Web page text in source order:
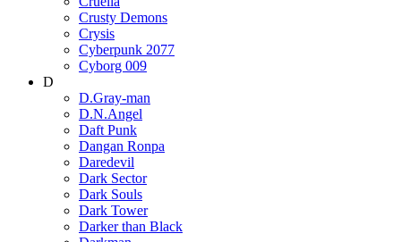
Crusty Demons
Crysis
Cyberpunk 2077
Cyborg 009
D
D.Gray-man
D.N.Angel
Daft Punk
Dangan Ronpa
Daredevil
Dark Sector
Dark Souls
Dark Tower
Darker than Black